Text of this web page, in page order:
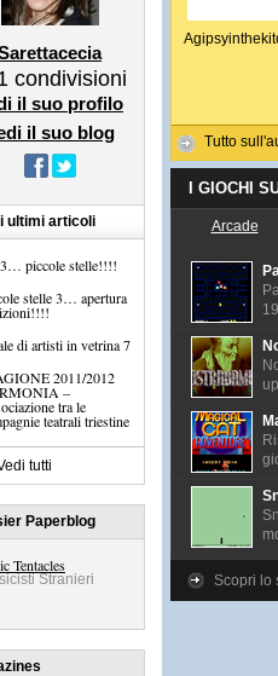
condivisioni
il suo profilo
il suo blog
ultimi articoli
piccole stelle!!!!
stelle 3… apertura
di artisti in vetrina 7
2011/2012
–
tra le
teatrali triestine
tutti
Paperblog
Tentacles
Stranieri
Tutto
I GIOCHI
Arcade
Scopri lo